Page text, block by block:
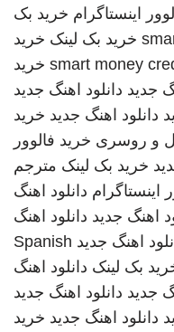
اینستاگرام خرید بک
خرید بک لینک خرید
smart money خرید
جدید دانلود اهنگ جدید
دانلود اهنگ جدید خرید
و روسری خرید فالوور
خرید بک لینک مترجم
اینستاگرام دانلود اهنگ
اهنگ جدید دانلود اهنگ
اهنگ جدید Spanish
بک لینک دانلود اهنگ
جدید دانلود اهنگ جدید
دانلود اهنگ جدید خرید